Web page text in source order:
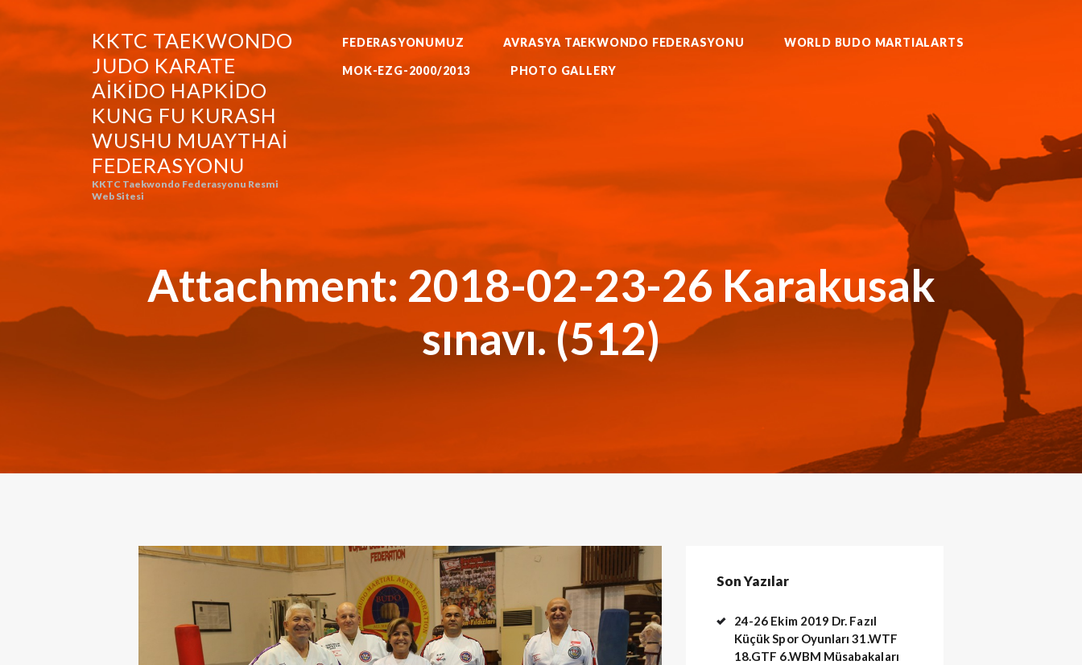
KKTC TAEKWONDO
JUDO KARATE
AIKIDO HAPKIDO
KUNG FU KURASH
WUSHU MUAYTHAI
FEDERASYONU
KKTC Taekwondo Federasyonu Resmi
Web Sitesi
FEDERASYONUMUZ AVRASYA TAEKWONDO FEDERASYONU WORLD BUDO MARTIALARTS
MOK-EZG-2000/2013 PHOTO GALLERY
Attachment: 2018-02-23-26 Karakusak
sınavı. (512)
KKTC TAEKWONDO JUDO KARATE AIKIDO HAPKIDO KUNG FU KURASH WUSHU MUAYTHAI
MOK-EZG-2000/2013
Son Yazılar
24-26 Ekim 2019 Dr. Fazıl
Küçük Spor Oyunları 31.WTF
18.GTF 6.WBM Müsabakaları